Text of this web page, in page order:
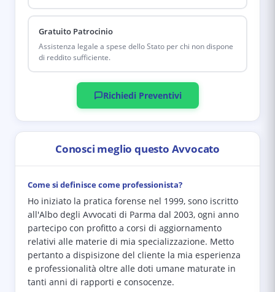
Gratuito Patrocinio
Assistenza legale a spese dello Stato per chi non dispone
di reddito sufficiente.
Richiedi Preventivi
Conosci meglio questo Avvocato
Come si definisce come professionista?
Ho iniziato la pratica forense nel 1999, sono iscritto
all'Albo degli Avvocati di Parma dal 2003, ogni anno
partecipo con profitto a corsi di aggiornamento
relativi alle materie di mia specializzazione. Metto
pertanto a dispisizone del cliente la mia esperienza
e professionalità oltre alle doti umane maturate in
tanti anni di rapporti e consocenze.